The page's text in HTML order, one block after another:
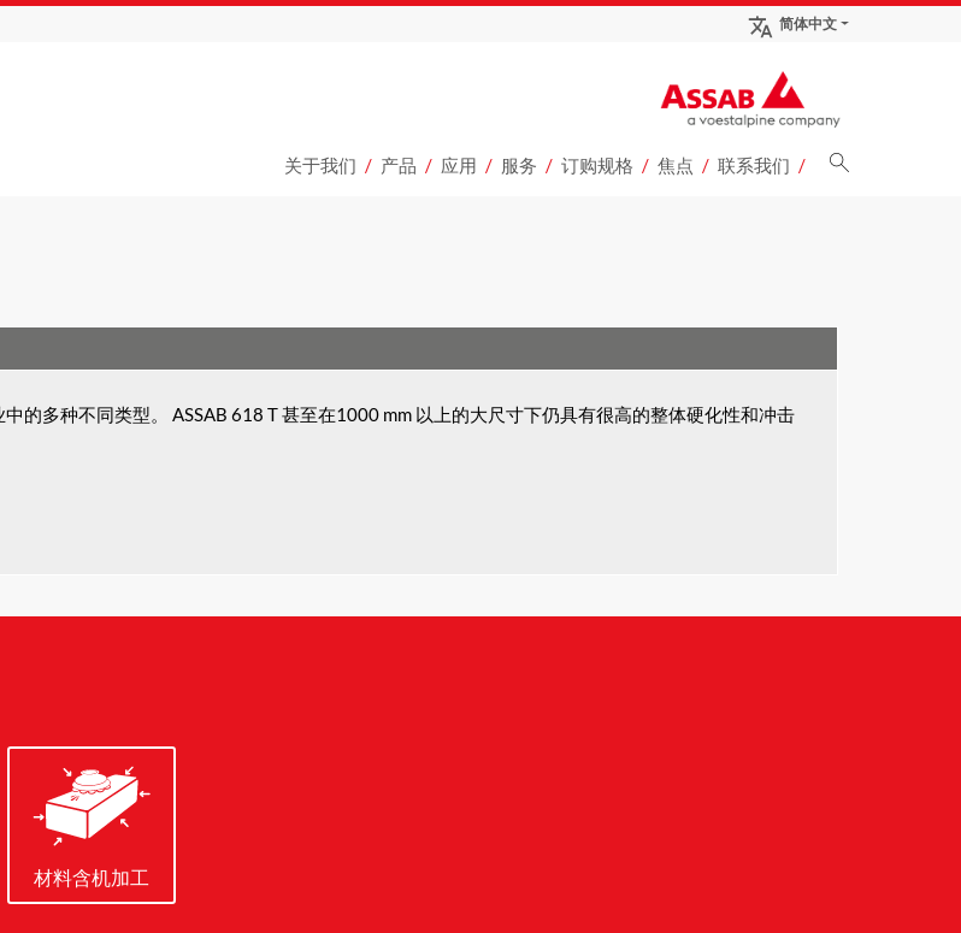
简体中文
关于我们 产品 应用 服务 订购规格 焦点 联系我们
的多种不同类型。 ASSAB 618 T 甚至在1000 mm 以上的大尺寸下仍具有很高的整体硬化性和冲击
材料含机加工